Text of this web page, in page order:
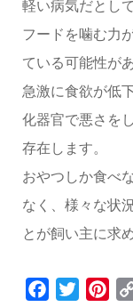
軽い病気だとし
フードを噛む力
ている可能性が
急激に食欲が低
化器官で悪さを
存在します。
おやつしか食べ
なく、様々な状
とが飼い主に求
Facebook
Twitter